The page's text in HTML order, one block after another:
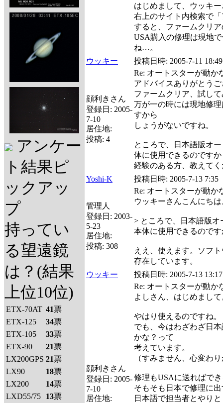
アンケー
ト結果ピ
ックアッ
プ
持ってい
る望遠鏡
は？(結果
上位10位)
ETX-70AT 41票
ETX-125
34票
ETX-105
33票
ETX-90
21票
LX200GPS 21票
LX90
18票
LX200
14票
LXD55/75
13票
はじめまして、ウッキ
右上のサイト内検索で
すると、ファームクリ
USA購入の修理は現地
ね…。
ウッキー
投稿日時: 2005-7-11 18:49
顔利きさん
登録日: 2005-
7-10
居住地:
投稿: 4
Re: オートスターが動か
アドバイスありがとう
ファームクリア、試し
万が一の時には現地修
すから
しょうがないですね。
ところで、日本語版オ
体に使用できるのですか
経験のある方、教えて
Yoshi-K
投稿日時: 2005-7-13 7:35
管理人
登録日: 2003-
5-23
居住地:
投稿: 308
Re: オートスターが動か
ウッキーさんこんにちは
> ところで、日本語版
本体に使用できるので
ええ、使えます。ソフ
存在しています。
ウッキー
投稿日時: 2005-7-13 13:17
顔利きさん
登録日: 2005-
7-10
居住地:
Re: オートスターが動か
よしさん、はじめまして
やはり使えるのですね。
でも、今はわざわざ日
かな？って
考えています。
（すみません、心変わ
修理もUSAに送ればで
そもそも日本で修理に
日本語で担当者とやり